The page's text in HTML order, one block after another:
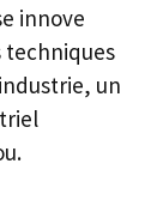
innove
techniques
un